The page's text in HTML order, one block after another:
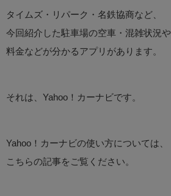
タイムズ・リパーク・名鉄協商など、
今回紹介した駐車場の空車・混雑状況や
料金などが分かるアプリがあります。
それは、Yahoo！カーナビです。
Yahoo！カーナビの使い方については、
こちらの記事をご覧ください。